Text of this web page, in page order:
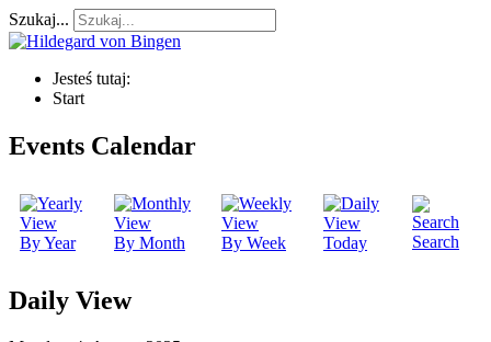
Szukaj...
Jesteś tutaj:
Start
Events Calendar
By Year By Month By Week Today Search
Daily View